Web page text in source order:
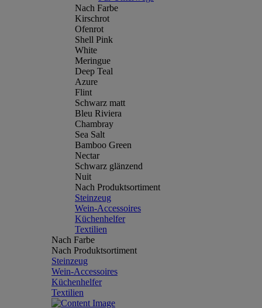
Nach Farbe
Kirschrot
Ofenrot
Shell Pink
White
Meringue
Deep Teal
Azure
Flint
Schwarz matt
Bleu Riviera
Chambray
Sea Salt
Bamboo Green
Nectar
Schwarz glänzend
Nuit
Nach Produktsortiment
Steinzeug
Wein-Accessoires
Küchenhelfer
Textilien
Nach Farbe
Nach Produktsortiment
Steinzeug
Wein-Accessoires
Küchenhelfer
Textilien